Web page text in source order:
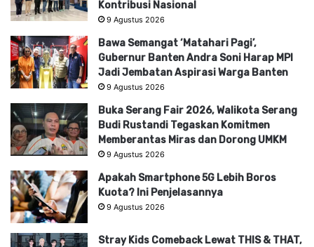
Kontribusi Nasional
9 Agustus 2026
Bawa Semangat ‘Matahari Pagi’,
Gubernur Banten Andra Soni Harap MPI
Jadi Jembatan Aspirasi Warga Banten
9 Agustus 2026
Buka Serang Fair 2026, Walikota Serang
Budi Rustandi Tegaskan Komitmen
Memberantas Miras dan Dorong UMKM
9 Agustus 2026
Apakah Smartphone 5G Lebih Boros
Kuota? Ini Penjelasannya
9 Agustus 2026
Stray Kids Comeback Lewat THIS & THAT,